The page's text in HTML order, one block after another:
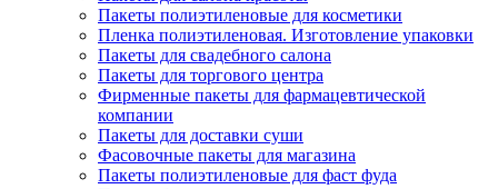
Пакеты полиэтиленовые для косметики
Пленка полиэтиленовая. Изготовление упаковки
Пакеты для свадебного салона
Пакеты для торгового центра
Фирменные пакеты для фармацевтической
компании
Пакеты для доставки суши
Фасовочные пакеты для магазина
Пакеты полиэтиленовые для фаст фуда